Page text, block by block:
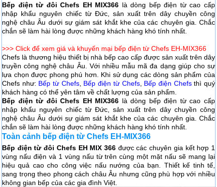
Bếp điện từ đôi Chefs EH MIX366 là dòng bếp điện từ cao cấp
nhập khẩu nguyên chiếc từ Đức, sản xuất trên dây chuyền công
nghệ châu Âu dưới sự giám sát khắt khe của các chuyên gia. Chắc
chắn sẽ làm hài lòng được những khách hàng khó tính nhất.
>>> Click để xem giá và khuyến mại bếp điện từ Chefs EH-MIX366
Chefs là thương hiệu thiết bị nhà bếp cao cấp được sản xuất trên dây
truyền công nghệ châu Âu. Với nhiều mẫu mã đa dạng giúp cho sự
lựa chọn được phong phú hơn. Khi sử dụng các dòng sản phẩm của
Chefs như: Bếp từ Chefs, Bếp điện từ Chefs, Bếp điện Chefsthì quý
khách hàng có thể yên tâm về chất lượng của sản phẩm.
Bếp điện từ đôi Chefs EH MIX366 là dòng bếp điện từ cao cấp
nhập khẩu nguyên chiếc từ Đức, sản xuất trên dây chuyền công
nghệ châu Âu dưới sự giám sát khắt khe của các chuyên gia. Chắc
chắn sẽ làm hài lòng được những khách hàng khó tính nhất.
Toàn cảnh bếp điện từ Chefs EH-MIX366
Bếp điện từ đôi Chefs EH MIX 366 được các chuyên gia kết hợp 1
vùng nấu điện và 1 vùng nấu từ trên cùng một mặt nấu sẽ mang lại
hiệu quả cao cho công việc nấu nướng của bạn. Thiết kế tinh tế,
sang trọng theo phong cách châu Âu nhưng cũng phù hợp với nhiều
không gian bếp của các gia đình Việt.